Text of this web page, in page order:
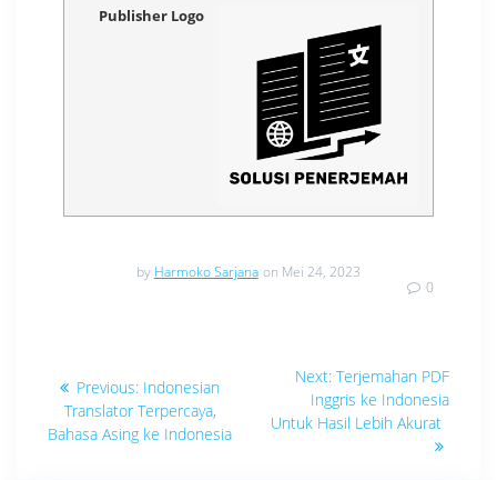
Publisher Logo
by Harmoko Sarjana on Mei 24, 2023
0
pos
Previous: Previous
post:
Indonesian
Translator Terpercaya,
Bahasa Asing ke Indonesia
Next: Next
post:
Terjemahan PDF
Inggris ke Indonesia
Untuk Hasil Lebih Akurat